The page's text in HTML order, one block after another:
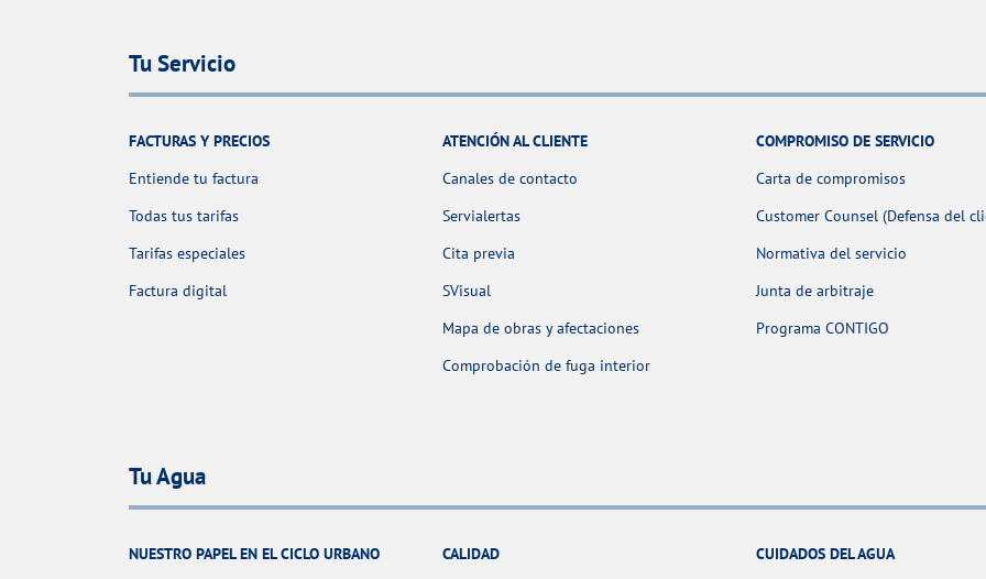
Tu Servicio
FACTURAS Y PRECIOS
Entiende tu factura
Todas tus tarifas
Tarifas especiales
Factura digital
ATENCIÓN AL CLIENTE
Canales de contacto
Servialertas
Cita previa
SVisual
Mapa de obras y afectaciones
Comprobación de fuga interior
COMPROMISO DE SERVICIO
Carta de compromisos
Customer Counsel (Defensa del
Normativa del servicio
Junta de arbitraje
Programa CONTIGO
Tu Agua
NUESTRO PAPEL EN EL CICLO URBANO
CALIDAD
CUIDADOS DEL AGUA